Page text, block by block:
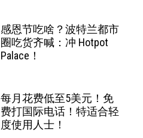
感恩节吃啥？波特兰都市
圈吃货齐喊：冲 Hotpot
Palace！
每月花费低至5美元！免
费打国际电话！特适合轻
度使用人士！